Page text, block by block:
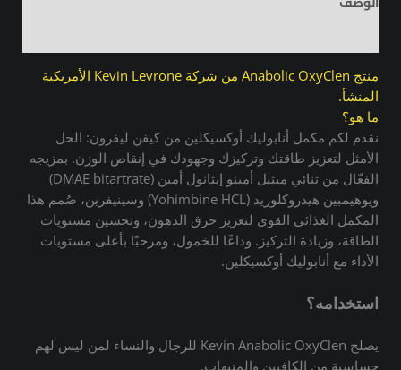
منتج Anabolic OxyClen من شركة Kevin Levrone الأمريكية
المنشأ.
ما هو؟
نقدم لكم مكمل أنابوليك أوكسيكلين من كيفن ليفرون: الحل
الأمثل لتعزيز طاقتك وتركيزك وجهودك في إنقاص الوزن. بمزيجه
الفعّال من ثنائي ميثيل أمينو إيثانول أمين (DMAE bitartrate)
ويوهيمبين هيدروكلوريد (Yohimbine HCL) وسينيفرين، صُمم هذا
المكمل الغذائي القوي لتعزيز حرق الدهون، وتحسين مستويات
الطاقة، وزيادة التركيز. وداعًا للخمول، ومرحبًا بأعلى مستويات
الأداء مع أنابوليك أوكسيكلين.
استخدامه؟
يصلح Kevin Anabolic OxyClen للرجال والنساء لمن ليس لهم
حساسية من الكافيين والمنبهات.